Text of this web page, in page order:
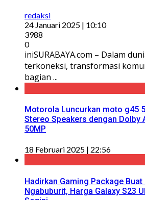
redaksi
24 Januari 2025 | 10:10
3988
0
iniSURABAYA.com – Dalam
terkoneksi, transformasi
bagian ...
Motorola Luncurkan moto g45
Stereo Speakers dengan Dolby
50MP
18 Februari 2025 | 22:56
Hadirkan Gaming Package Buat
Ngabuburit, Harga Galaxy S23